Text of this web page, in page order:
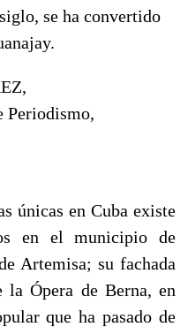
se ha convertido
Periodismo,
únicas en Cuba existe
en el municipio de
Artemisa; su fachada
Ópera de Berna, en
que ha pasado de